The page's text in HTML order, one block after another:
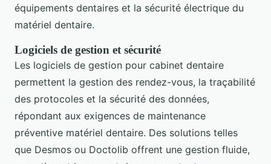
équipements dentaires et la sécurité électrique du
matériel dentaire.
Logiciels de gestion et sécurité
Les logiciels de gestion pour cabinet dentaire
permettent la gestion des rendez-vous, la traçabilité
des protocoles et la sécurité des données,
répondant aux exigences de maintenance
préventive matériel dentaire. Des solutions telles
que Desmos ou Doctolib offrent une gestion fluide,